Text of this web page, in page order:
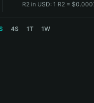
R2 in USD: 1 R2 =
4S 1T 1W